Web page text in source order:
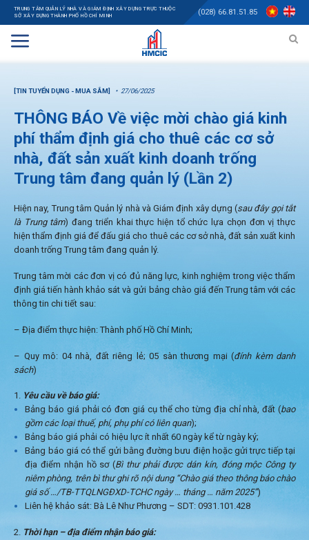
TRUNG TÂM QUẢN LÝ NHÀ VÀ GIÁM ĐỊNH XÂY DỰNG TRỰC THUỘC
SỞ XÂY DỰNG THÀNH PHỐ HỒ CHÍ MINH
(028) 66.81.51.85
[TIN TUYỂN DỤNG - MUA SẮM] 27/06/2025
THÔNG BÁO Về việc mời chào giá kinh
phí thẩm định giá cho thuê các cơ sở
nhà, đất sản xuất kinh doanh trống
Trung tâm đang quản lý (Lần 2)
Hiện nay, Trung tâm Quản lý nhà và Giám định xây dựng (sau đây gọi tắt
là Trung tâm) đang triển khai thực hiện tổ chức lựa chọn đơn vị thực
hiện thẩm định giá để đấu giá cho thuê các cơ sở nhà, đất sản xuất kinh
doanh trống Trung tâm đang quản lý.
Trung tâm mời các đơn vị có đủ năng lực, kinh nghiệm trong việc thẩm
định giá tiến hành khảo sát và gửi bảng chào giá đến Trung tâm với các
thông tin chi tiết sau:
– Địa điểm thực hiện: Thành phố Hồ Chí Minh;
– Quy mô: 04 nhà, đất riêng lẻ; 05 sàn thương mại (đính kèm danh
sách)
Yêu cầu về báo giá:
Bảng báo giá phải có đơn giá cụ thể cho từng địa chỉ nhà, đất (bao
gồm các loại thuế, phí, phụ phí có liên quan);
Bảng báo giá phải có hiệu lực ít nhất 60 ngày kể từ ngày ký;
Bảng báo giá có thể gửi bằng đường bưu điện hoặc gửi trực tiếp tại
địa điểm nhận hồ sơ (Bì thư phải được dán kín, đóng mộc Công ty
niêm phòng, trên bì thư ghi rõ nội dung “Chào giá theo thông báo chào
giá số …/TB-TTQLNGĐXD-TCHC ngày … tháng … năm 2025”)
Liên hệ khảo sát: Bà Lê Như Phương – SDT: 0931.101.428
Thời hạn – địa điểm nhận báo giá: